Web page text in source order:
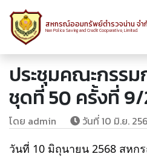
สหกรณ์ออมทรัพย์ตำรวจน่าน จำ
Nan Police Saving and Credit Cooperative, Limited.
ประชุมคณะกรรม
ชุดที่ 50 ครั้งที่
โดย admin วันที่ 10 มิ.ย.
วันที่ 10 มิถุนายน 2568 สห